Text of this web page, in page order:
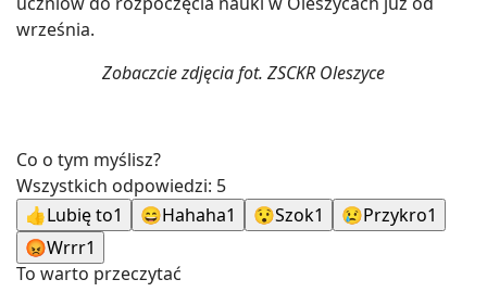
września.
Zobaczcie zdjęcia fot. ZSCKR Oleszyce
Co o tym myślisz?
Wszystkich odpowiedzi: 5
👍Lubię to1 😄Hahaha1 😯Szok1 😢Przykro1
😡Wrrr1
To warto przeczytać